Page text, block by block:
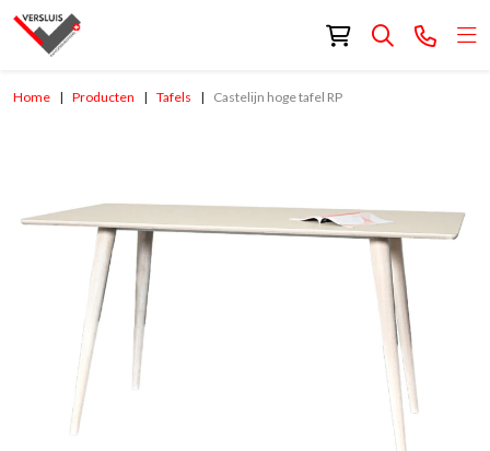
Home Producten Tafels Castelijn hoge tafel RP